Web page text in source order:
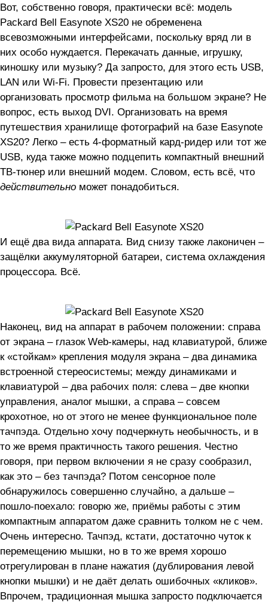
Вот, собственно говоря, практически всё: модель
Packard Bell Easynote XS20 не обременена
всевозможными интерфейсами, поскольку вряд ли в
них особо нуждается. Перекачать данные, игрушку,
киношку или музыку? Да запросто, для этого есть USB,
LAN или Wi-Fi. Провести презентацию или
организовать просмотр фильма на большом экране? Не
вопрос, есть выход DVI. Организовать на время
путешествия хранилище фотографий на базе Easynote
XS20? Легко – есть 4-форматный кард-ридер или тот же
USB, куда также можно подцепить компактный внешний
ТВ-тюнер или внешний модем. Словом, есть всё, что
действительно может понадобиться.
И ещё два вида аппарата. Вид снизу также лаконичен –
защёлки аккумуляторной батареи, система охлаждения
процессора. Всё.
Наконец, вид на аппарат в рабочем положении: справа
от экрана – глазок Web-камеры, над клавиатурой, ближе
к «стойкам» крепления модуля экрана – два динамика
встроенной стереосистемы; между динамиками и
клавиатурой – два рабочих поля: слева – две кнопки
управления, аналог мышки, а справа – совсем
крохотное, но от этого не менее функциональное поле
тачпэда. Отдельно хочу подчеркнуть необычность, и в
то же время практичность такого решения. Честно
говоря, при первом включении я не сразу сообразил,
как это – без тачпэда? Потом сенсорное поле
обнаружилось совершенно случайно, а дальше –
пошло-поехало: говорю же, приёмы работы с этим
компактным аппаратом даже сравнить толком не с чем.
Очень интересно. Тачпэд, кстати, достаточно чуток к
перемещению мышки, но в то же время хорошо
отрегулирован в плане нажатия (дублирования левой
кнопки мышки) и не даёт делать ошибочных «кликов».
Впрочем, традиционная мышка запросто подключается